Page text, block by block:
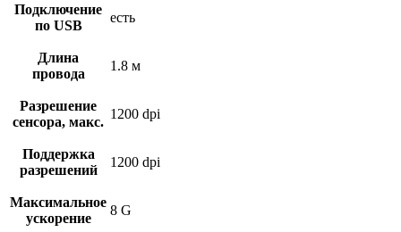
Подключение
по USB
есть
Длина
провода
1.8 м
Разрешение
сенсора, макс.
1200 dpi
Поддержка
разрешений
1200 dpi
Максимальное
ускорение
8 G